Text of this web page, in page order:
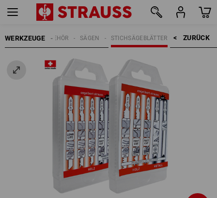
WERKZEUGE ZURÜCK    >
STICHSÄGEBLÄTTER
SÄGEN
WERKZEUGZUBEHÖR